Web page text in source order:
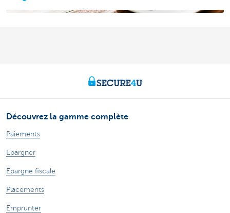
Découvrez la gamme complète
Paiements
Epargner
Epargne fiscale
Placements
Emprunter